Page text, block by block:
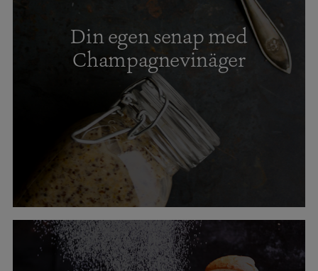
Din egen senap med
Champagnevinäger